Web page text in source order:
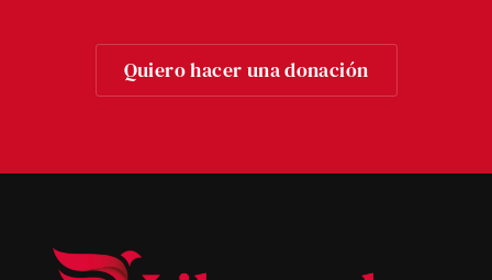
Quiero hacer una donación